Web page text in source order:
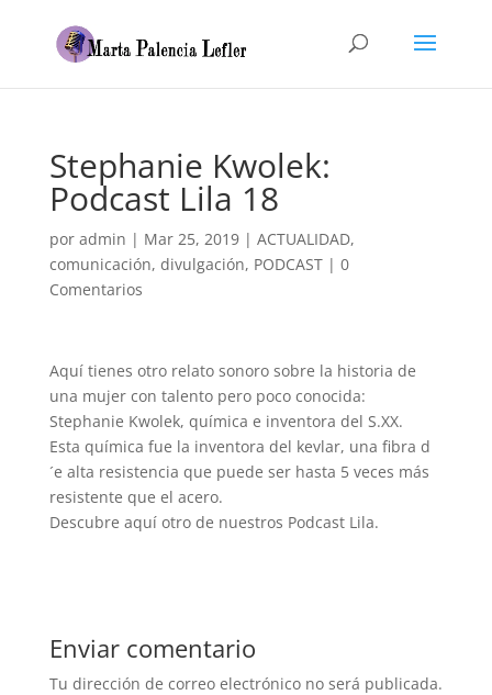
Stephanie Kwolek:
Podcast Lila 18
por admin | Mar 25, 2019| ACTUALIDAD,
comunicación, divulgación, PODCAST| 0
Comentarios
Aquí tienes otro relato sonoro sobre la historia de
una mujer con talento pero poco conocida:
Stephanie Kwolek, química e inventora del S.XX.
Esta química fue la inventora del kevlar, una fibra d
´e alta resistencia que puede ser hasta 5 veces más
resistente que el acero.
Descubre aquí otro de nuestros Podcast Lila.
Enviar comentario
Tu dirección de correo electrónico no será publicada.